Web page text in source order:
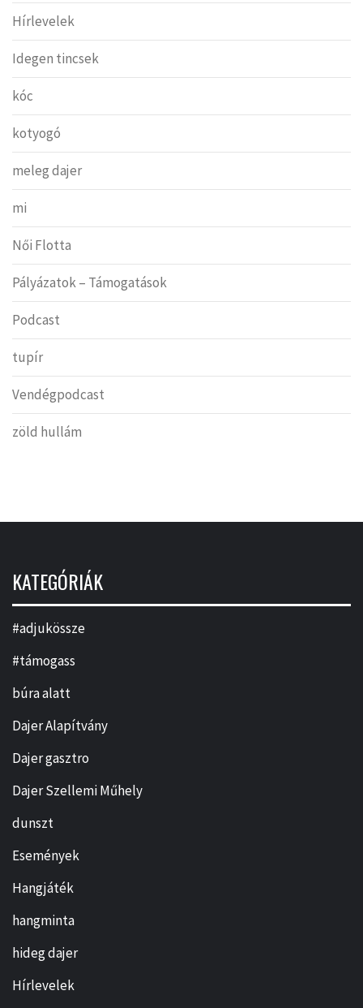
Hírlevelek
Idegen tincsek
kóc
kotyogó
meleg dajer
mi
Női Flotta
Pályázatok – Támogatások
Podcast
tupír
Vendégpodcast
zöld hullám
KATEGÓRIÁK
#adjukössze
#támogass
búra alatt
Dajer Alapítvány
Dajer gasztro
Dajer Szellemi Műhely
dunszt
Események
Hangjáték
hangminta
hideg dajer
Hírlevelek